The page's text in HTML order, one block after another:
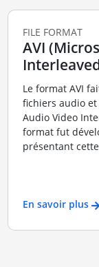
FILE FORMAT
AVI
Le format AVI
fichiers audio
Audio Video
format fut
présentant
En savoir plus